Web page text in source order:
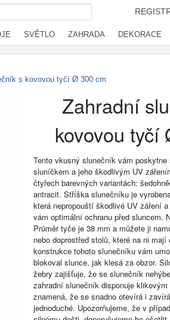
SVĚTLO ZAHRADA DEKORACE
s kovovou tyčí Ø 300 cm
Zahradní
kovovou tyčí
Tento vkusný slunečník vám
sluníčkem a jeho škodlivým UV
čtyřech barevných variantách:
antracit. Stříška slunečníku je
která nepropouští škodlivé UV záření
vám optimální ochranu před sluncem.
Průměr tyče je 38 mm a můžete ji
nebo doprostřed stolů, které na ni
konstrukce tohoto slunečníku vám
blokoval slunce, jak klesá za obzor.
žebry zajišťuje, že se slunečník
zahradní slunečník disponuje
znamená, že se snadno otevírá i
jednoduché. Upozorňujeme, že v